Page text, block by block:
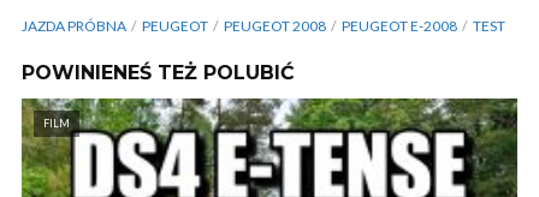
JAZDA PRÓBNA PEUGEOT PEUGEOT 2008 PEUGEOT E-2008 TEST
POWINIENEŚ TEŻ POLUBIĆ
FILM